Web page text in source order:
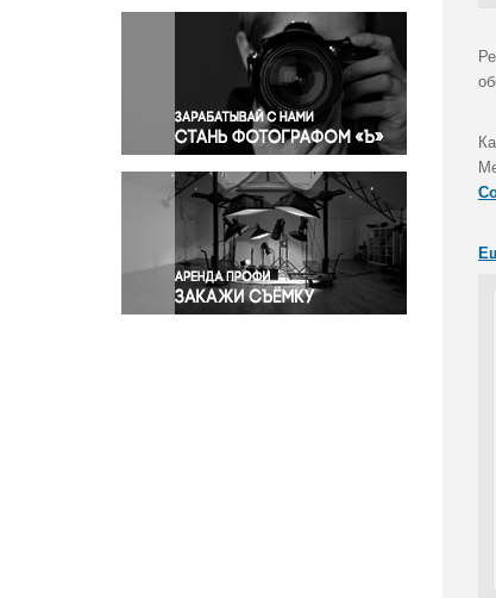
Окружающая среда
Политика
Правосудие
Происшествия и конфликты
Религия
Светская жизнь
Спорт
Экология
Экономика и бизнес